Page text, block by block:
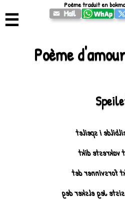
☰
Poème
Ditt speilbilde
Er mitt
Men raskt
Det er mitt siste
Poème traduit en